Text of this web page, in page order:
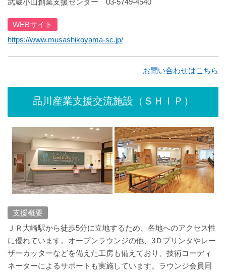
WEBサイト
https://www.musashikoyama-sc.jp/
お問い合わせはこちら
品川産業支援交流施設（ＳＨＩＰ）
支援概要
ＪＲ大崎駅から徒歩5分に立地するため、各地へのアクセス性
に優れています。オープンラウンジの他、3Ｄプリンタやレー
ザーカッターなどを備えた工房も備えており、技術コーディ
ネーターによるサポートも実施しています。ラウンジ会員同